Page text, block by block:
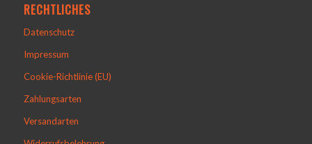
RECHTLICHES
Datenschutz
Impressum
Cookie-Richtlinie (EU)
Zahlungsarten
Versandarten